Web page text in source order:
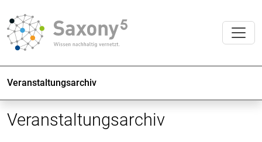
Veranstaltungsarchiv
Veranstaltungsarchiv